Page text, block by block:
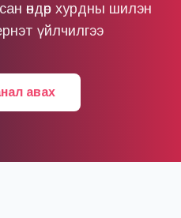
өндөр хурдны шилэн
үйлчилгээ
авах